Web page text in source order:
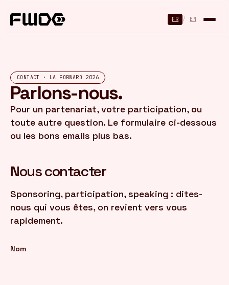
FR / EN
CONTACT · LA FORWARD 2026
Parlons-nous.
Pour un partenariat, votre participation, ou
toute autre question. Le formulaire ci-dessous
ou les bons emails plus bas.
Nous contacter
Sponsoring, participation, speaking : dites-
nous qui vous êtes, on revient vers vous
rapidement.
Nom